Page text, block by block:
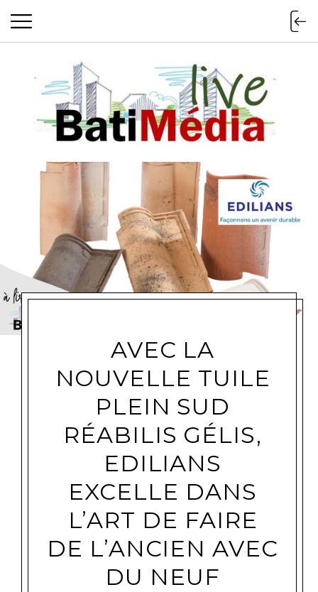
Batimedialive
AVEC LA
NOUVELLE TUILE
PLEIN SUD
RÉABILIS GÉLIS,
EDILIANS
EXCELLE DANS
L’ART DE FAIRE
DE L’ANCIEN AVEC
DU NEUF